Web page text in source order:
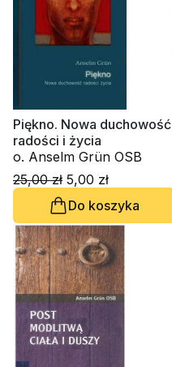
Piękno. Nowa duchowość
radości i życia
o. Anselm Grün OSB
25,00 zł 5,00 zł
Do koszyka